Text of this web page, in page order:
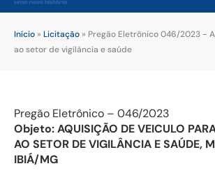
Início » Licitação » Pregão Eletrônico 046/2023 -
ao setor de vigilância e saúde
Pregão Eletrônico – 046/2023
Objeto: AQUISIÇÃO DE VEICULO
AO SETOR DE VIGILÂNCIA E SAÚDE,
IBIÁ/MG